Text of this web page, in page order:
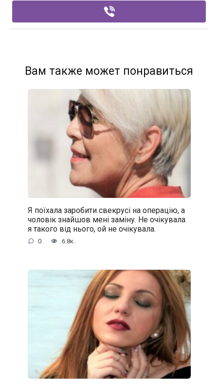
Вам также может понравиться
Я поїхала заробити свекрусі на операцію, а
чоловік знайшов мені заміну. Не очікувала
я такого від нього, ой не очікувала.
0 6.8к.